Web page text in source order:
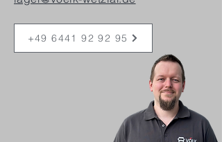
+49 6441 92 92 95